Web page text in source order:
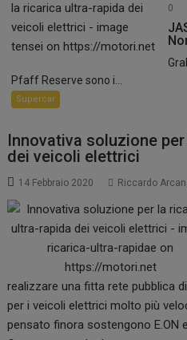
0
Pfaff Reserve sono i...
Supercar
Innovativa soluzione
dei veicoli elettrici
14 Febbraio 2020 Riccardo
realizzare una fitta rete pubblica
per i veicoli elettrici molto più
pensato finora sostengono E.ON